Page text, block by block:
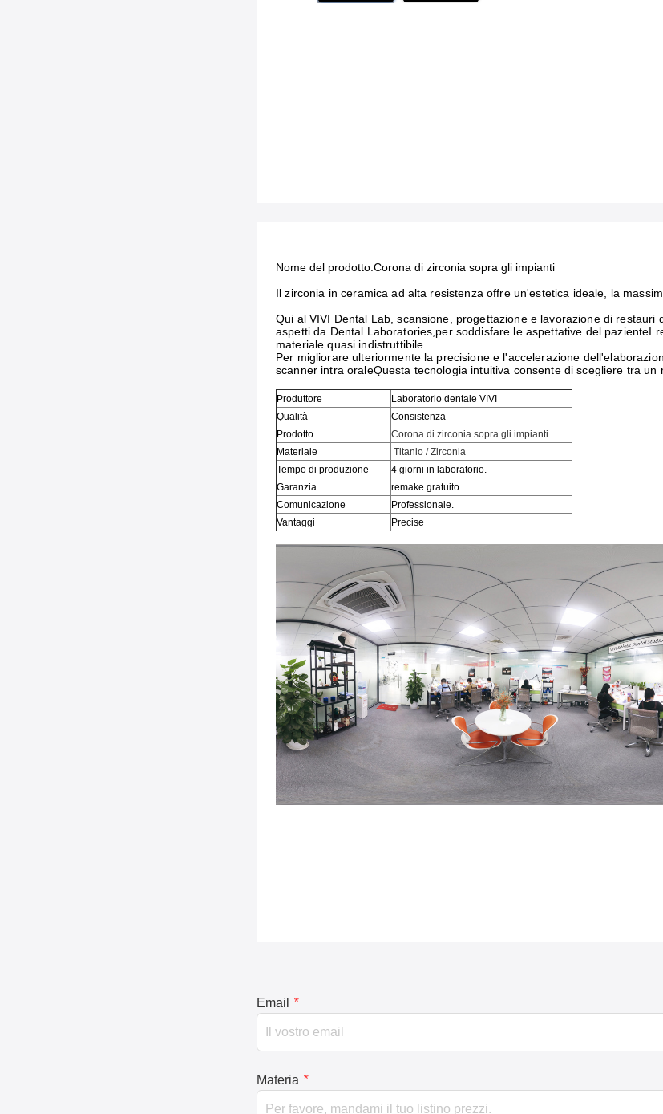
Nome del prodotto:Corona di zirconia sopra gli impianti
Il zirconia in ceramica ad alta resistenza offre un'estetica ideale, la
Qui al VIVI Dental Lab, scansione, progettazione e lavorazione di
aspetti da Dental Laboratories,per soddisfare le aspettative del pazienteI
materiale quasi indistruttibile.
Per migliorare ulteriormente la precisione e l'accelerazione
scanner intra oraleQuesta tecnologia intuitiva consente di scegliere tra un
Produttore
Laboratorio dentale VIVI
Qualità
Consistenza
Prodotto
Corona di zirconia sopra gli impianti
Materiale
Titanio / Zirconia
Tempo di produzione
4 giorni in laboratorio.
Garanzia
remake gratuito
Comunicazione
Professionale.
Vantaggi
Precise
Email *
Materia *